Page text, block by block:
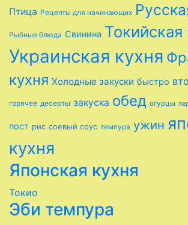
Птица Рецепты для начинающих
Рыбные блюда Свинина Токийская
Украинская кухня
кухня Холодные закуски быстро
горячее десерты закуска обед огурцы
пост рис соевый соус темпура ужин
кухня
Японская кухня
Токио
Эби темпура